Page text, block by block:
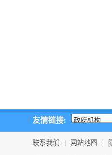
友情链接:
联系我们 网站地图